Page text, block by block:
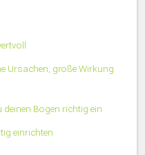
Ursachen, große Wirkung
Bogen richtig ein
einrichten